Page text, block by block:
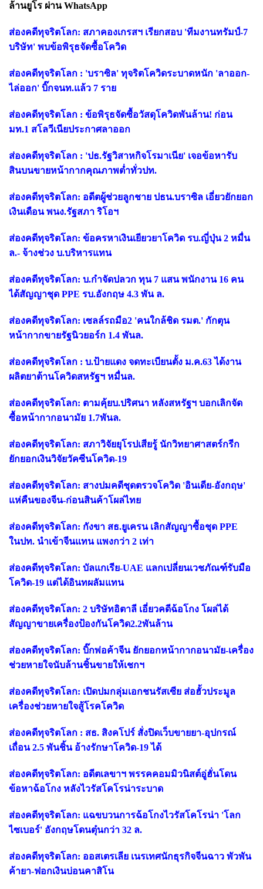
ล้านยูโร ผ่าน WhatsApp
ส่องคดีทุจริตโลก: สภาคองเกรสฯ เรียกสอบ 'ทีมงานทรัมป์-7
บริษัท' พบข้อพิรุธจัดซื้อโควิด
ส่องคดีทุจริตโลก : 'บราซิล' ทุจริตโควิดระบาดหนัก 'ลาออก-
ไล่ออก' บิ๊กจนท.แล้ว 7 ราย
ส่องคดีทุจริตโลก : ข้อพิรุธจัดซื้อวัสดุโควิดพันล้าน! ก่อน
มท.1 สโลวีเนียประกาศลาออก
ส่องคดีทุจริตโลก : 'ปธ.รัฐวิสาหกิจโรมาเนีย' เจอข้อหารับ
สินบนขายหน้ากากคุณภาพต่ำทั่วปท.
ส่องคดีทุจริตโลก: อดีตผู้ช่วยลูกชาย ปธน.บราซิล เอี่ยวยักยอก
เงินเดือน พนง.รัฐสภา ริโอฯ
ส่องคดีทุจริตโลก: ข้อครหาเงินเยียวยาโควิด รบ.ญี่ปุ่น 2 หมื่น
ล.- จ้างช่วง บ.บริหารแทน
ส่องคดีทุจริตโลก: บ.กำจัดปลวก ทุน 7 แสน พนักงาน 16 คน
ได้สัญญาชุด PPE รบ.อังกฤษ 4.3 พัน ล.
ส่องคดีทุจริตโลก: เซลล์รถมือ2 'คนใกล้ชิด รมต.' กักตุน
หน้ากากขายรัฐนิวยอร์ก 1.4 พันล.
ส่องคดีทุจริตโลก : บ.ป้ายแดง จดทะเบียนตั้ง ม.ค.63 ได้งาน
ผลิตยาต้านโควิดสหรัฐฯ หมื่นล.
ส่องคดีทุจริตโลก: ตามคุ้ยบ.ปริศนา หลังสหรัฐฯ บอกเลิกจัด
ซื้อหน้ากากอนามัย 1.7พันล.
ส่องคดีทุจริตโลก: สภาวิจัยยุโรปเสียรู้ นักวิทยาศาสตร์กรีก
ยักยอกเงินวิจัยวัคซีนโควิด-19
ส่องคดีทุจริตโลก: สางปมคดีชุดตรวจโควิด 'อินเดีย-อังกฤษ'
แห่คืนของจีน-ก่อนสินค้าโผล่ไทย
ส่องคดีทุจริตโลก: กังขา สธ.ยูเครน เลิกสัญญาซื้อชุด PPE
ในปท. นำเข้าจีนแทน แพงกว่า 2 เท่า
ส่องคดีทุจริตโลก: บัลแกเรีย-UAE แลกเปลี่ยนเวชภัณฑ์รับมือ
โควิด-19 แต่ได้อินทผลัมแทน
ส่องคดีทุจริตโลก: 2 บริษัทอิตาลี เอี่ยวคดีฉ้อโกง โผล่ได้
สัญญาขายเครื่องป้องกันโควิด2.2พันล้าน
ส่องคดีทุจริตโลก: บิ๊กพ่อค้าจีน ยักยอกหน้ากากอนามัย-เครื่อง
ช่วยหายใจนับล้านชิ้นขายให้เชกฯ
ส่องคดีทุจริตโลก: เปิดปมกลุ่มเอกชนรัสเซีย ส่อฮั้วประมูล
เครื่องช่วยหายใจสู้โรคโควิด
ส่องคดีทุจริตโลก : สธ. สิงคโปร์ สั่งปิดเว็บขายยา-อุปกรณ์
เถื่อน 2.5 พันชิ้น อ้างรักษาโควิด-19 ได้
ส่องคดีทุจริตโลก: อดีตเลขาฯ พรรคคอมมิวนิสต์อู่ฮั่นโดน
ข้อหาฉ้อโกง หลังไวรัสโคโรน่าระบาด
ส่องคดีทุจริตโลก: แฉขบวนการฉ้อโกงไวรัสโคโรน่า 'โลก
ไซเบอร์' อังกฤษโดนตุ๋นกว่า 32 ล.
ส่องคดีทุจริตโลก: ออสเตรเลีย เนรเทศนักธุรกิจจีนฉาว พัวพัน
ค้ายา-ฟอกเงินบ่อนคาสิโน